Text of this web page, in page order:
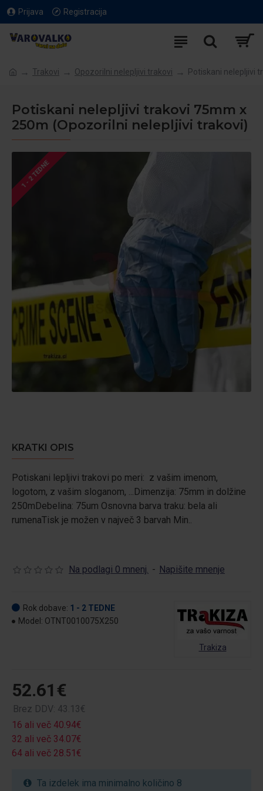
Prijava Registracija
Trakovi Opozorilni nelepljivi trakovi Potiskani nelepljivi
Potiskani nelepljivi trakovi 75mm x
250m (Opozorilni nelepljivi trakovi)
1 - 2 TEDNE
KRATKI OPIS
Potiskani lepljivi trakovi po meri: z vašim imenom,
logotom, z vašim sloganom, ...Dimenzija: 75mm in dolžine
250mDebelina: 75um Osnovna barva traku: bela ali
rumenaTisk je možen v največ 3 barvah Min..
Na podlagi 0 mnenj. - Napišite mnenje
52.61€
Brez DDV: 43.13€
16 ali več 40.94€
32 ali več 34.07€
64 ali več 28.51€
Rok dobave: 1 - 2 TEDNE
Model: OTNT0010075X250
Trakiza
Ta izdelek ima minimalno količino 8